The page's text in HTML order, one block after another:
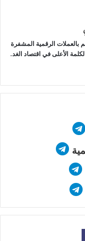
الرقمية المشفرة
الأعلى في اقتصاد الغد.